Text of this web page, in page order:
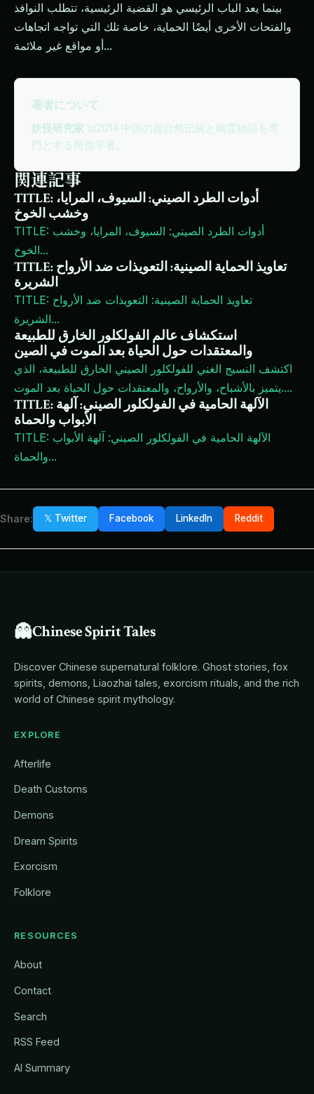
بينما يعد الباب الرئيسي هو القضية الرئيسية، تتطلب النوافذ
والفتحات الأخرى أيضًا الحماية، خاصة تلك التي تواجه اتجاهات
أو مواقع غير ملائمة...
著者について
妖怪研究家 \u2014 中国の超自然伝統と幽霊物語を専
門とする民俗学者。
関連記事
TITLE: أدوات الطرد الصيني: السيوف، المرايا،
وخشب الخوخ
TITLE: أدوات الطرد الصيني: السيوف، المرايا، وخشب
الخوخ...
TITLE: تعاويذ الحماية الصينية: التعويذات ضد الأرواح
الشريرة
TITLE: تعاويذ الحماية الصينية: التعويذات ضد الأرواح
الشريرة...
استكشاف عالم الفولكلور الخارق للطبيعة
والمعتقدات حول الحياة بعد الموت في الصين
اكتشف النسيج الغني للفولكلور الصيني الخارق للطبيعة، الذي
يتميز بالأشباح، والأرواح، والمعتقدات حول الحياة بعد الموت....
TITLE: الآلهة الحامية في الفولكلور الصيني: آلهة
الأبواب والحماة
TITLE: الآلهة الحامية في الفولكلور الصيني: آلهة الأبواب
والحماة...
Share: 𝕏 Twitter Facebook LinkedIn Reddit
👻Chinese Spirit Tales
Discover Chinese supernatural folklore. Ghost stories, fox
spirits, demons, Liaozhai tales, exorcism rituals, and the rich
world of Chinese spirit mythology.
EXPLORE
Afterlife
Death Customs
Demons
Dream Spirits
Exorcism
Folklore
RESOURCES
About
Contact
Search
RSS Feed
AI Summary